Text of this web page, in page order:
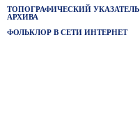
ТОПОГРАФИЧЕСКИЙ УКАЗАТЕЛЬ
АРХИВА
ФОЛЬКЛОР В СЕТИ ИНТЕРНЕТ